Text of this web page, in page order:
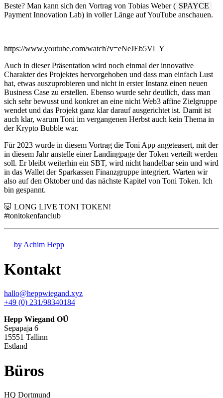
Beste? Man kann sich den Vortrag von Tobias Weber ( SPAYCE
Payment Innovation Lab) in voller Länge auf YouTube anschauen.
https://www.youtube.com/watch?v=eNeJEb5Vl_Y
Auch in dieser Präsentation wird noch einmal der innovative
Charakter des Projektes hervorgehoben und dass man einfach Lust
hat, etwas auszuprobieren und nicht in erster Instanz einen neuen
Business Case zu erstellen. Ebenso wurde sehr deutlich, dass man
sich sehr bewusst und konkret an eine nicht Web3 affine Zielgruppe
wendet und das Projekt ganz klar darauf ausgerichtet ist. Damit ist
auch klar, warum Toni im vergangenen Herbst auch kein Thema in
der Krypto Bubble war.
Für 2023 wurde in diesem Vortrag die Toni App angeteasert, mit der
in diesem Jahr anstelle einer Landingpage der Token verteilt werden
soll. Er bleibt weiterhin ein SBT, wird nicht handelbar sein und wird
in das Wallet der Sparkassen Finanzgruppe integriert. Warten wir
also auf den Oktober und das nächste Kapitel von Toni Token. Ich
bin gespannt.
🐷 LONG LIVE TONI TOKEN!
#tonitokenfanclub
by Achim Hepp
Kontakt
hallo@heppwiegand.xyz
+49 (0) 231/98340184
Hepp Wiegand OÜ
Sepapaja 6
15551 Tallinn
Estland
Büros
HQ Dortmund